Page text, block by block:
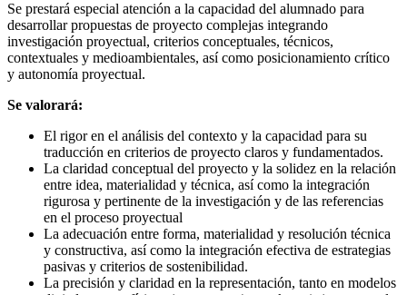
Se prestará especial atención a la capacidad del alumnado para
desarrollar propuestas de proyecto complejas integrando
investigación proyectual, criterios conceptuales, técnicos,
contextuales y medioambientales, así como posicionamiento crítico
y autonomía proyectual.
Se valorará:
El rigor en el análisis del contexto y la capacidad para su
traducción en criterios de proyecto claros y fundamentados.
La claridad conceptual del proyecto y la solidez en la relación
entre idea, materialidad y técnica, así como la integración
rigurosa y pertinente de la investigación y de las referencias
en el proceso proyectual
La adecuación entre forma, materialidad y resolución técnica
y constructiva, así como la integración efectiva de estrategias
pasivas y criterios de sostenibilidad.
La precisión y claridad en la representación, tanto en modelos